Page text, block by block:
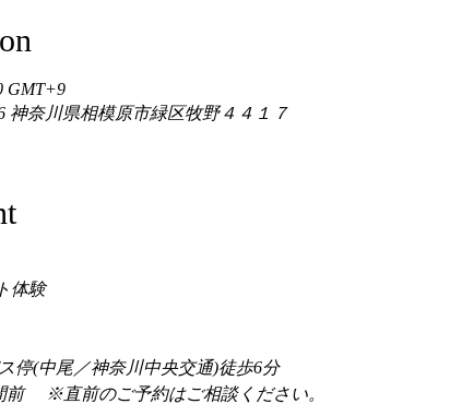
GMT+9
神奈川県相模原市緑区牧野４４１７
体験
停(中尾／神奈川中央交通)徒歩6分
　※直前のご予約はご相談ください。